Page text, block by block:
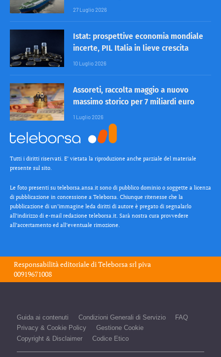
27 Luglio 2026
Istat: prospettive economia mondiale
incerte, PIL Italia in lieve crescita
10 Luglio 2026
Assoreti, raccolta maggio a nuovo
massimo storico per 7 miliardi euro
1 Luglio 2026
Tutti i diritti riservati. E’ vietata la riproduzione anche parziale del materiale
presente sul sito.
Le foto presenti su teleborsa.ansa.it sono di pubblico dominio o soggette a licenza
di pubblicazione in concessione a Teleborsa. Chiunque ritenesse che la
pubblicazione di un’immagine leda diritti di autore è pregato di segnalarlo
all’indirizzo di e-mail redazione teleborsa.it. Sarà nostra cura provvedere
all’accertamento ed all’eventuale rimozione.
Responsabilità editoriale diTeleborsa srlpiva
00919671008
Guida ai contenuti Condizioni Generali di Servizio
FAQ
Privacy & Cookie Policy
Gestione Cookie
Copyright & Disclaimer
Codice Etico